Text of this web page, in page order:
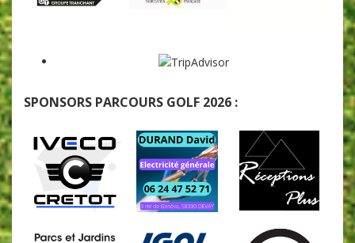
SPONSORS PARCOURS GOLF 2026 :